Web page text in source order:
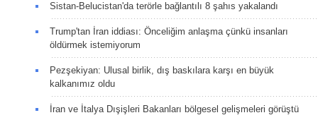
Sistan-Belucistan'da terörle bağlantılı 8 şahıs yakalandı
Trump'tan İran iddiası: Önceliğim anlaşma çünkü insanları
öldürmek istemiyorum
Pezşekiyan: Ulusal birlik, dış baskılara karşı en büyük
kalkanımız oldu
İran ve İtalya Dışişleri Bakanları bölgesel gelişmeleri görüştü